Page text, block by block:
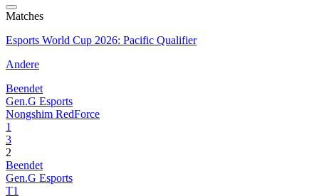
Matches
Esports World Cup 2026: Pacific Qualifier
Andere
Beendet
Gen.G Esports
Nongshim RedForce
1
3
2
Beendet
Gen.G Esports
T1